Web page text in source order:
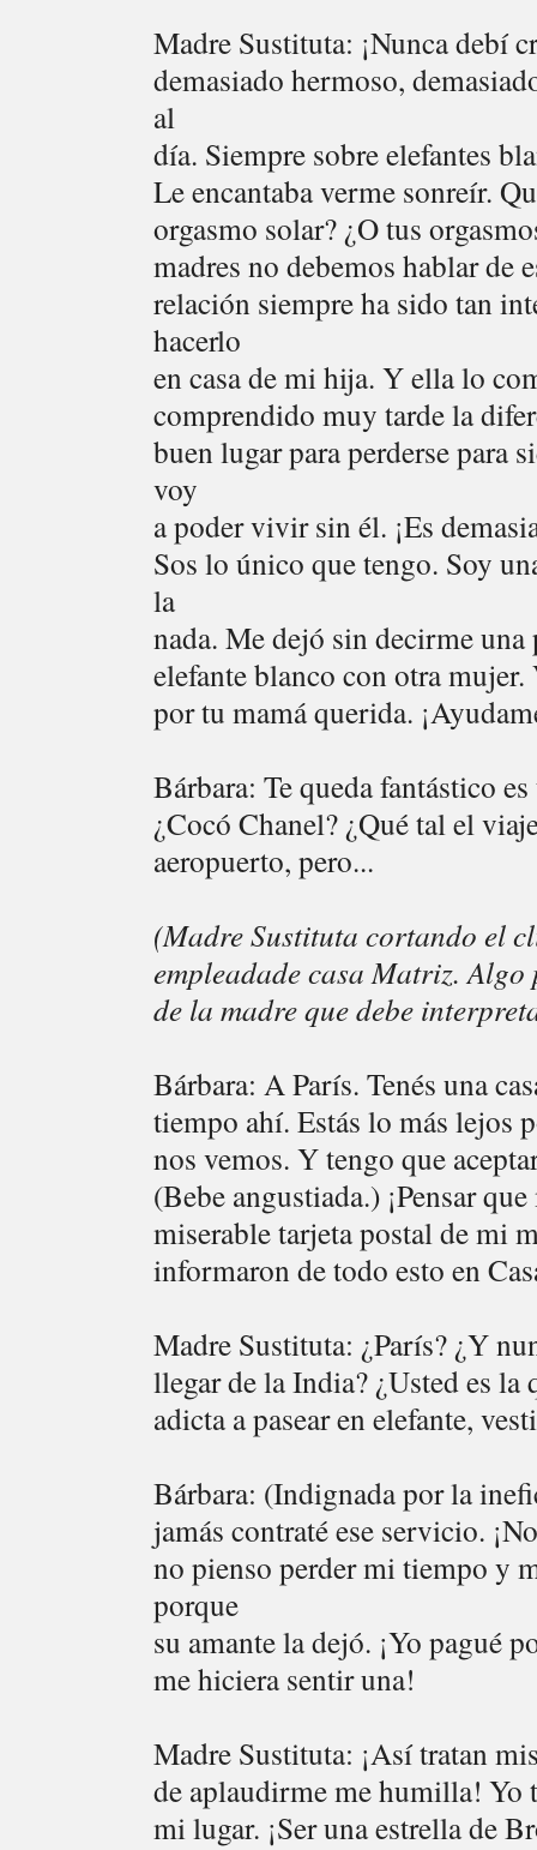
Madre Sustituta: ¡Nunca debí
demasiado hermoso,
al
día. Siempre sobre elefantes
Le encantaba verme sonreír.
orgasmo solar? ¿O tus
madres no debemos hablar de
relación siempre ha sido tan
hacerlo
en casa de mi hija. Y ella lo
comprendido muy tarde la
buen lugar para perderse para
voy
a poder vivir sin él. ¡Es
Sos lo único que tengo. Soy
la
nada. Me dejó sin decirme
elefante blanco con otra
por tu mamá querida.
Bárbara: Te queda fantástico
¿Cocó Chanel? ¿Qué tal el
aeropuerto, pero...
(Madre Sustituta cortando el
empleadade casa Matriz.
de la madre que debe
Bárbara: A París. Tenés una
tiempo ahí. Estás lo más lejos
nos vemos. Y tengo que
(Bebe angustiada.) ¡Pensar
miserable tarjeta postal de mi
informaron de todo esto en
Madre Sustituta: ¿París? ¿Y
llegar de la India? ¿Usted es la
adicta a pasear en elefante,
Bárbara: (Indignada por la
jamás contraté ese servicio.
no pienso perder mi tiempo y
porque
su amante la dejó. ¡Yo pagué
me hiciera sentir una!
Madre Sustituta: ¡Así tratan
de aplaudirme me humilla! Yo
mi lugar. ¡Ser una estrella de